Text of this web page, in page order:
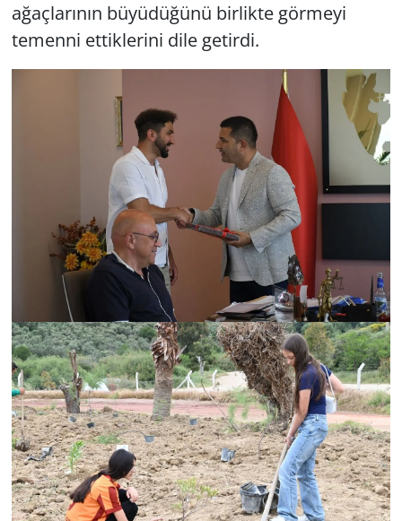
ağaçlarının büyüdüğünü birlikte görmeyi
temenni ettiklerini dile getirdi.